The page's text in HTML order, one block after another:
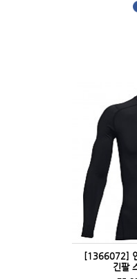
[1366072]
긴팔